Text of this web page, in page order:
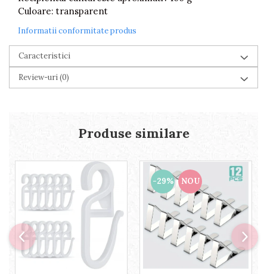
Culoare: transparent
Informatii conformitate produs
Caracteristici
Review-uri(0)
Produse similare
-29% NOU